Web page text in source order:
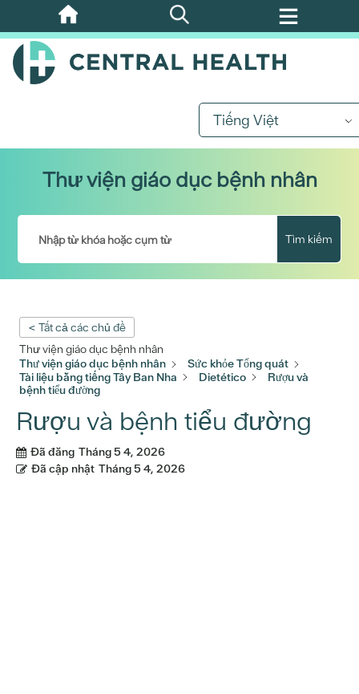
Bỏ
qua
nội
Tiếng Việt
Thư viện giáo dục bệnh nhân
Tìm kiếm
< Tất cả các chủ đề
Thư viện giáo dục bệnh nhân
Thư viện giáo dục bệnh nhân
Sức khỏe Tổng quát
Tài liệu bằng tiếng Tây Ban Nha
Dietético
Rượu và
bệnh tiểu đường
Rượu và bệnh tiểu đường
Đã đăng Tháng 5 4, 2026
Đã cập nhật Tháng 5 4, 2026